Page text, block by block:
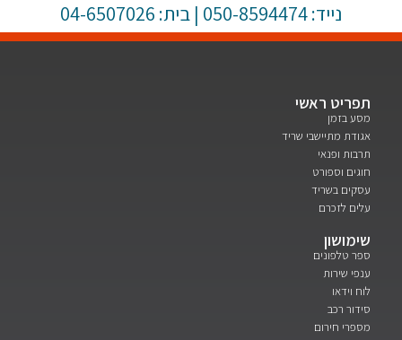
נייד: 050-8594474 | בית: 04-6507026
תפריט ראשי
מסע בזמן
אגודת מתיישבי שריד
תרבות ופנאי
חוגים וספורט
עסקים בשריד
עלים לזכרם
שימושון
ספר טלפונים
ענפי שירות
לוח וידאו
סידור רכב
מספרי חירום